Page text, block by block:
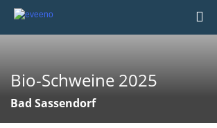
Bio-Schweine 2025
Bad Sassendorf